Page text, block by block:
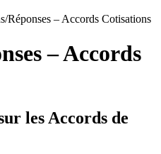
Réponses – Accords Cotisations
– Accords
les Accords de